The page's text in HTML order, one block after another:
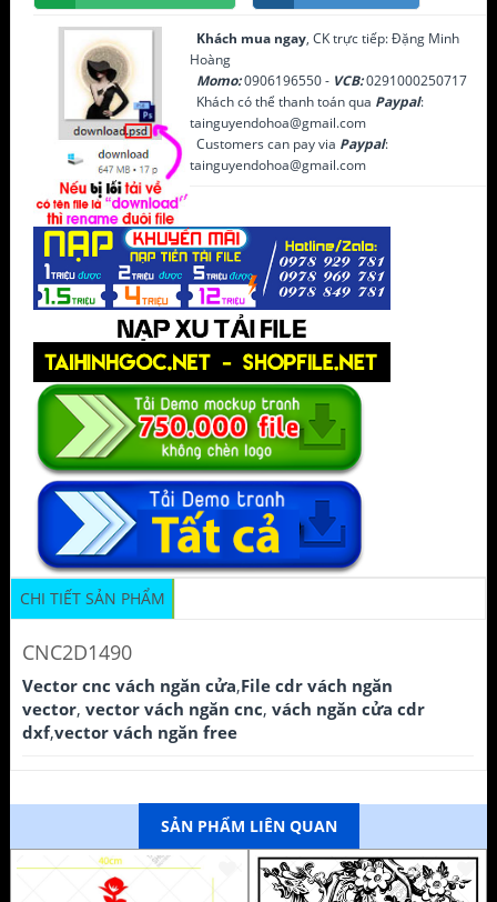
Khách mua ngay, CK trực tiếp: Đặng Minh
Hoàng
Momo:0906196550 - VCB:0291000250717
Khách có thể thanh toán qua Paypal:
tainguyendohoa@gmail.com
Customers can pay via Paypal:
tainguyendohoa@gmail.com
CHI TIẾT SẢN PHẨM
CNC2D1490
Vector cnc vách ngăn cửa,File cdr vách ngăn
vector, vector vách ngăn cnc, vách ngăn cửa cdr
dxf,vector vách ngăn free
SẢN PHẨM LIÊN QUAN